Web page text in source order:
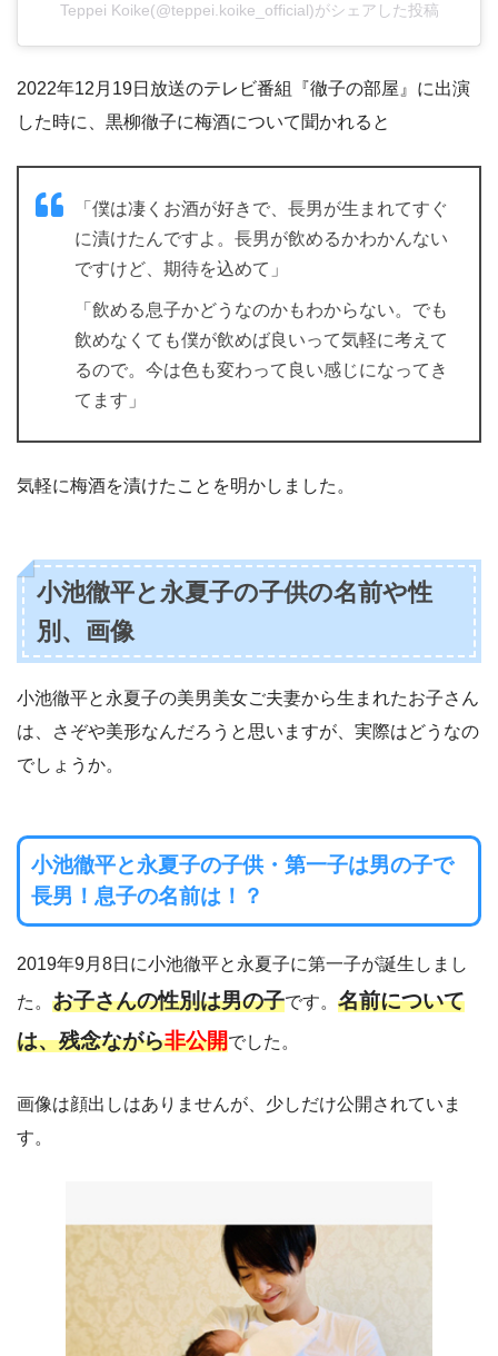
Teppei Koike(@teppei.koike_official)がシェアした投稿
2022年12月19日放送のテレビ番組『徹子の部屋』に出演
した時に、黒柳徹子に梅酒について聞かれると
「僕は凄くお酒が好きで、長男が生まれてすぐ
に漬けたんですよ。長男が飲めるかわかんない
ですけど、期待を込めて」
「飲める息子かどうなのかもわからない。でも
飲めなくても僕が飲めば良いって気軽に考えて
るので。今は色も変わって良い感じになってき
てます」
気軽に梅酒を漬けたことを明かしました。
小池徹平と永夏子の子供の名前や性
別、画像
小池徹平と永夏子の美男美女ご夫妻から生まれたお子さん
は、さぞや美形なんだろうと思いますが、実際はどうなの
でしょうか。
小池徹平と永夏子の子供・第一子は男の子で
長男！息子の名前は！？
2019年9月8日に小池徹平と永夏子に第一子が誕生しまし
た。 お子さんの性別は男の子です。 名前について
は、残念ながら非公開でした。
画像は顔出しはありませんが、少しだけ公開されていま
す。